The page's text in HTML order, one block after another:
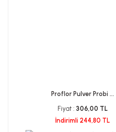
Remolent (1)
Skin Sensual (1)
Proflor Pulver Probi ...
Fiyat : 306,00 TL
İndirimli 244,80 TL